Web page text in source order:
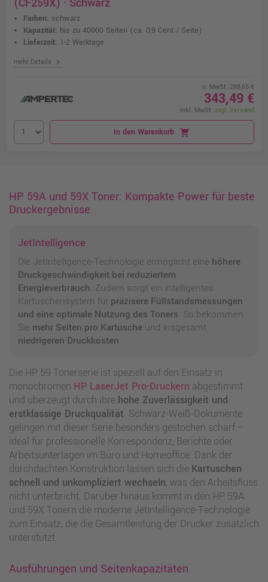
Farben: schwarz
Kapazität: bis zu 40000 Seiten (ca. 0,9 Cent / Seite)
Lieferzeit: 1-2 Werktage
mehr Details chevron_right
o. MwSt. 288,65 €
343,49 €
inkl. MwSt. zzgl. Versand
In den Warenkorb shopping_cart
HP 59A und 59X Toner: Kompakte Power für beste
Druckergebnisse
JetIntelligence
Die JetIntelligence-Technologie ermöglicht eine höhere
Druckgeschwindigkeit bei reduziertem
Energieverbrauch. Zudem sorgt ein intelligentes
Kartuschensystem für präzisere Füllstandsmessungen
und eine optimale Nutzung des Toners. So bekommen
Sie mehr Seiten pro Kartuscheund insgesamt
niedrigeren Druckkosten.
Die HP 59 Tonerserie ist speziell auf den Einsatz in
monochromen HP LaserJet Pro-Druckern abgestimmt
und überzeugt durch ihre hohe Zuverlässigkeit und
erstklassige Druckqualität. Schwarz-Weiß-Dokumente
gelingen mit dieser Serie besonders gestochen scharf –
ideal für professionelle Korrespondenz, Berichte oder
Arbeitsunterlagen im Büro und Homeoffice. Dank der
durchdachten Konstruktion lassen sich die Kartuschen
schnell und unkompliziert wechseln, was den Arbeitsfluss
nicht unterbricht. Darüber hinaus kommt in den HP 59A
und 59X Tonern die moderne JetIntelligence-Technologie
zum Einsatz, die die Gesamtleistung der Drucker zusätzlich
unterstützt.
Ausführungen und Seitenkapazitäten